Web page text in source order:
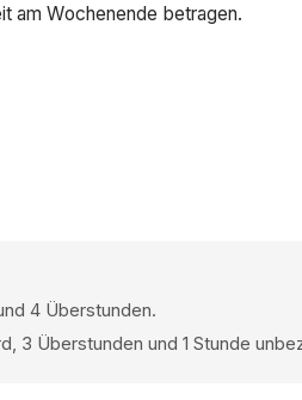
am Wochenende betragen.
4 Überstunden.
3 Überstunden und 1 Stunde